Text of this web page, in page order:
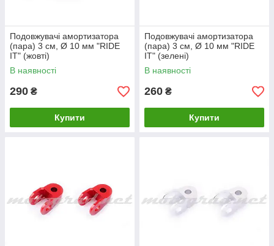
Подовжувачі амортизатора
(пара) 3 см, Ø 10 мм "RIDE
IT" (жовті)
В наявності
290 ₴
Купити
Подовжувачі амортизатора
(пара) 3 см, Ø 10 мм "RIDE
IT" (зелені)
В наявності
260 ₴
Купити